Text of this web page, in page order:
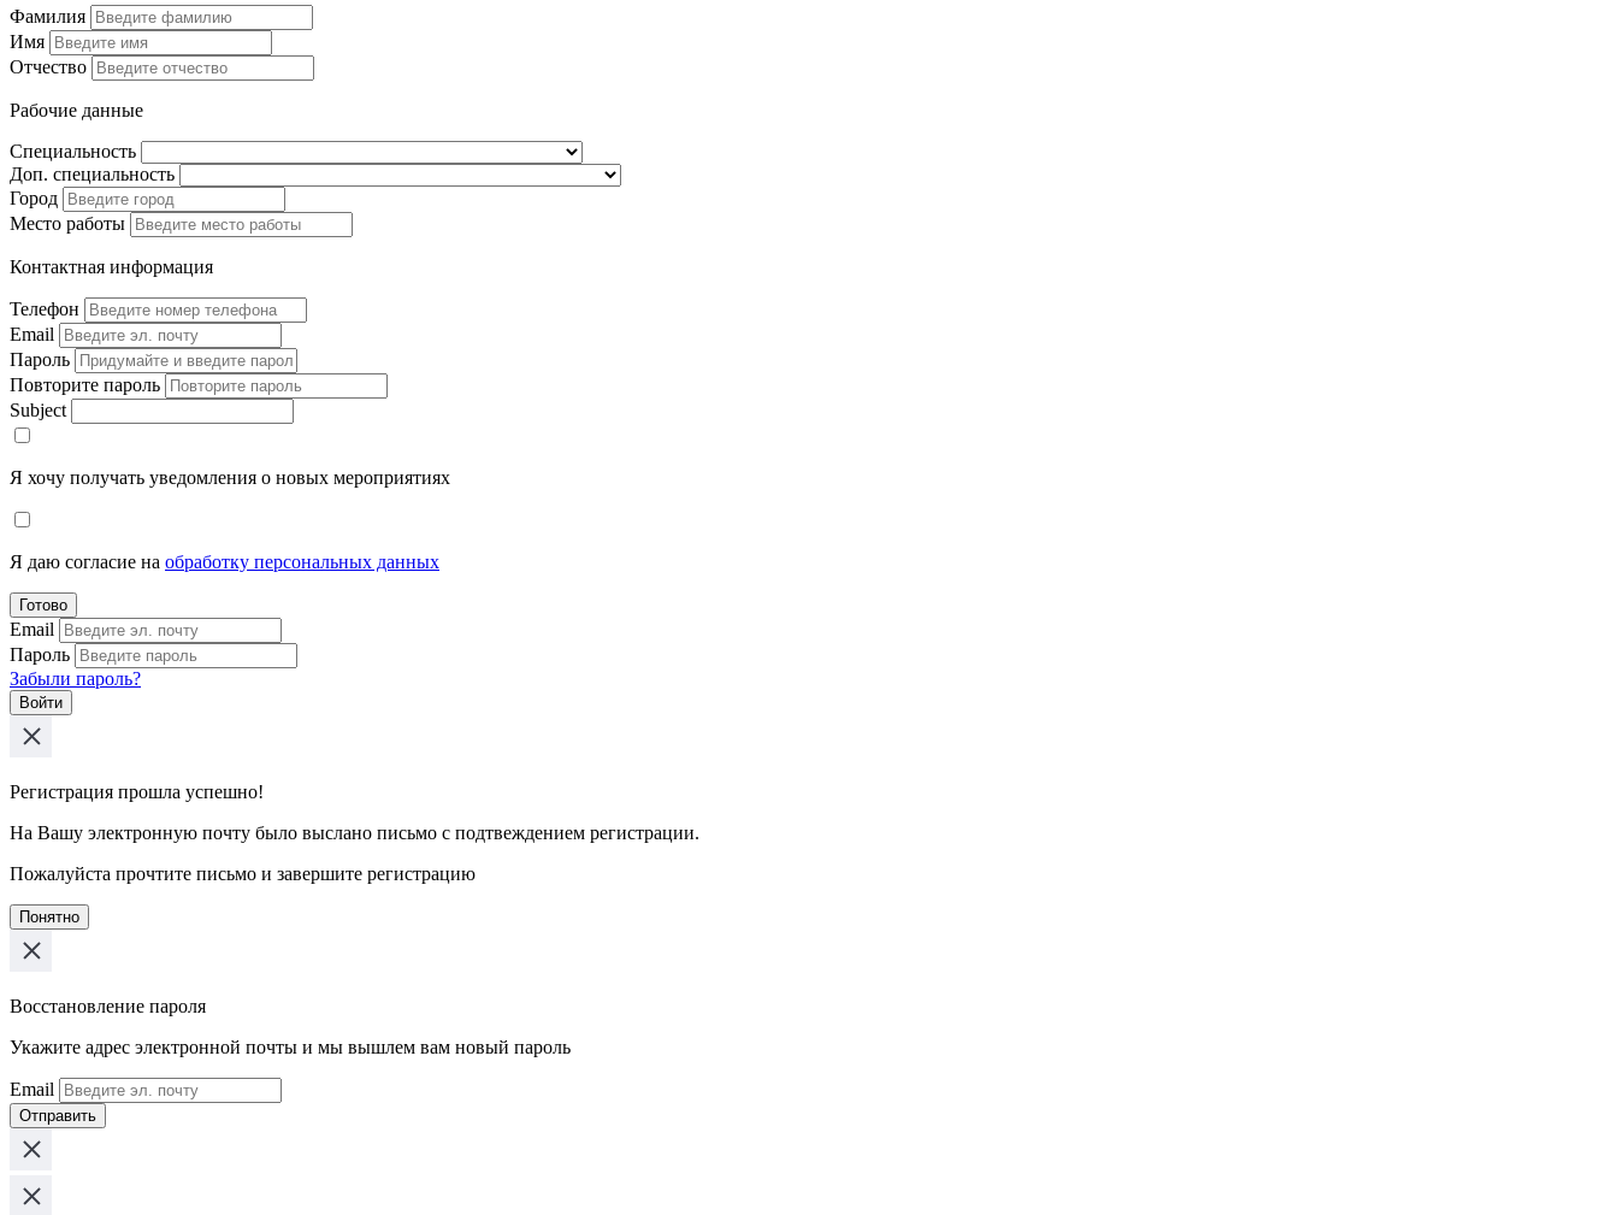
Фамилия
Имя
Отчество
Рабочие данные
Специальность
Доп. специальность
Город
Место работы
Контактная информация
Телефон
Email
Пароль
Повторите пароль
Subject
Я хочу получать уведомления о новых мероприятиях
Я даю согласие на обработку персональных данных
Готово
Email
Пароль
Забыли пароль?
Войти
Регистрация прошла успешно!
На Вашу электронную почту было выслано письмо с подтвеждением регистрации.
Пожалуйста прочтите письмо и завершите регистрацию
Понятно
Восстановление пароля
Укажите адрес электронной почты и мы вышлем вам новый пароль
Email
Отправить